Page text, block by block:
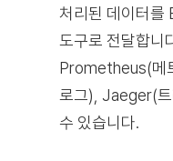
처리된 데이터를
도구로 전달합니
Prometheus(메
로그), Jaeger(
수 있습니다.